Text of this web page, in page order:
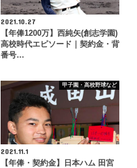
2021.10.27
【年俸1200万】西純矢(創志学園)
高校時代エピソード｜契約金・背
番号…
甲子園・高校野球など
2021.11.1
【年俸・契約金】日本ハム 田宮